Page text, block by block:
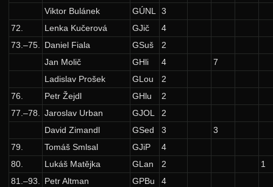
Viktor Bulánek
GÚNL 3
72.
Lenka Kučerová GJič
4
73.–75. Daniel Fiala GSuš
2
Jan Molič
GHli 4
7
Ladislav Prošek
GLou
2
76.
Petr Žejdl GHlu
2
77.–78. Jaroslav Urban GJOL
2
David Zimandl
GSed 3
3
79.
Tomáš Smlsal GJiP
4
80.
Lukáš Matějka GLan 2
1
81.–93. Petr Altman GPBu
4